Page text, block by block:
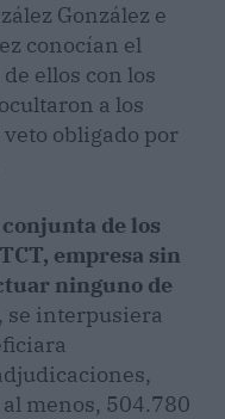
González e
conocían el
ellos con los
a los
obligado por
de los
empresa sin
ninguno de
, se interpusiera
menos, 504.780